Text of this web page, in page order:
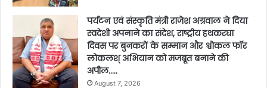
पर्यटन एवं संस्कृति मंत्री राजेश अग्रवाल ने दिया
स्वदेशी अपनाने का संदेश, राष्ट्रीय हथकरघा
दिवस पर बुनकरों के सम्मान और श्वोकल फॉर
लोकलश् अभियान को मजबूत बनाने की
अपील…..
August 7, 2026